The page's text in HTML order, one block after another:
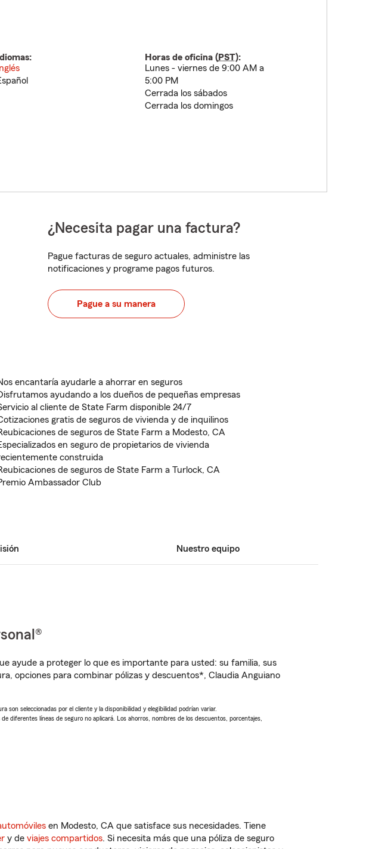
Idiomas:
Inglés
Horas de oficina (PST):
Lunes - viernes de 9:00 AM a
5:00 PM
Cerrada los sábados
Cerrada los domingos
¿Necesita pagar una factura?
Pague facturas de seguro actuales, administre las
notificaciones y programe pagos futuros.
Pague a su manera
encantaría ayudarle a ahorrar en seguros
ayudando a los dueños de pequeñas empresas
al cliente de State Farm disponible 24/7
gratis de seguros de vivienda y de inquilinos
de seguros de State Farm a Modesto, CA
en seguro de propietarios de vivienda
construida
de seguros de State Farm a Turlock, CA
Ambassador Club
Nuestro equipo
ayude a proteger lo que es importante para usted: su familia, sus
opciones para combinar pólizas y descuentos*, Claudia Anguiano
son seleccionadas por el cliente y la disponibilidad y elegibilidad podrían variar.
diferentes líneas de seguro no aplicará. Los ahorros, nombres de los descuentos, porcentajes,
en Modesto, CA que satisface sus necesidades. Tiene
y de viajes compartidos. Si necesita más que una póliza de seguro